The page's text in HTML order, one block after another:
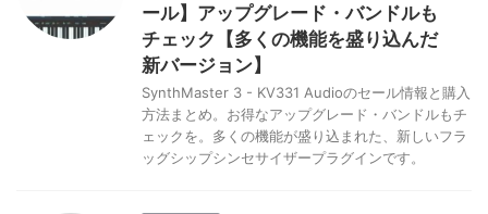
ール】アップグレード・バンドルも
チェック【多くの機能を盛り込んだ
新バージョン】
SynthMaster 3 - KV331 Audioのセール情報と購入
方法まとめ。お得なアップグレード・バンドルもチ
ェックを。多くの機能が盛り込まれた、新しいフラ
ッグシップシンセサイザープラグインです。